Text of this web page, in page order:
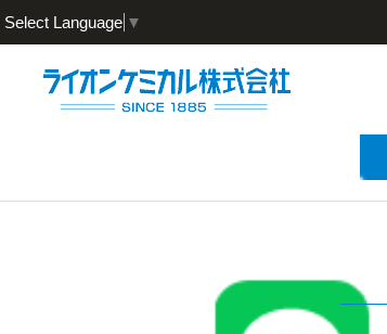
Select Language ▼